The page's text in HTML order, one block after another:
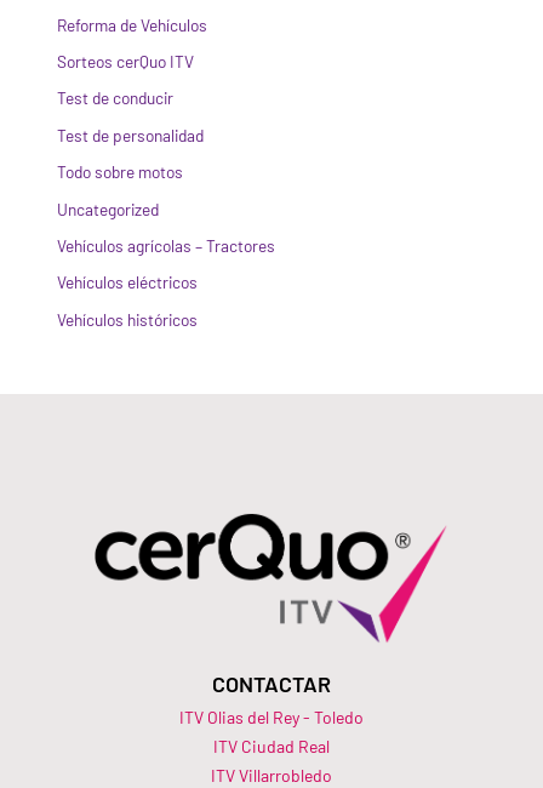
Reforma de Vehículos
Sorteos cerQuo ITV
Test de conducir
Test de personalidad
Todo sobre motos
Uncategorized
Vehículos agrícolas – Tractores
Vehículos eléctricos
Vehículos históricos
CONTACTAR
ITV Olias del Rey - Toledo
ITV Ciudad Real
ITV Villarrobledo